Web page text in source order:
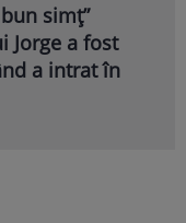
simț”
Jorge a fost
a intrat în